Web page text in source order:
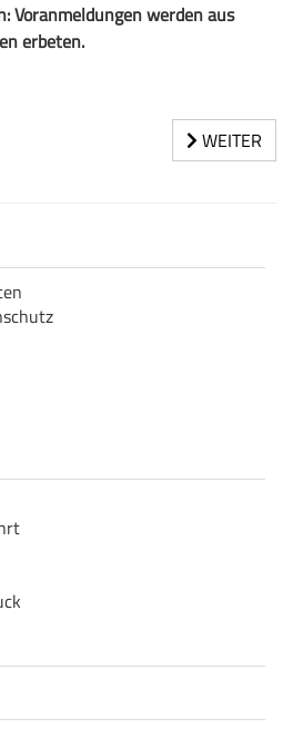
Voranmeldungen werden aus
erbeten.
WEITER